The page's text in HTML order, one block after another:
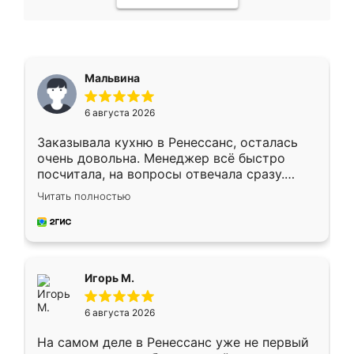
Мальвина
6 августа 2026
Заказывала кухню в Ренессанс, осталась
очень довольна. Менеджер всё быстро
посчитала, на вопросы отвечала сразу.
Замерщик приехал в субботу, подошёл к
делу со всей ответственностью. Собрали
за день, ребята работали аккуратно, даже
Читать полностью
Игорь М.
6 августа 2026
На самом деле в Ренессанс уже не первый